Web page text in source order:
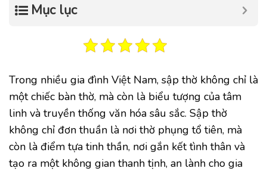
Mục lục
Trong nhiều gia đình Việt Nam, sập thờ không chỉ là
một chiếc bàn thờ, mà còn là biểu tượng của tâm
linh và truyền thống văn hóa sâu sắc. Sập thờ
không chỉ đơn thuần là nơi thờ phụng tổ tiên, mà
còn là điểm tựa tinh thần, nơi gắn kết tình thân và
tạo ra một không gian thanh tịnh, an lành cho gia